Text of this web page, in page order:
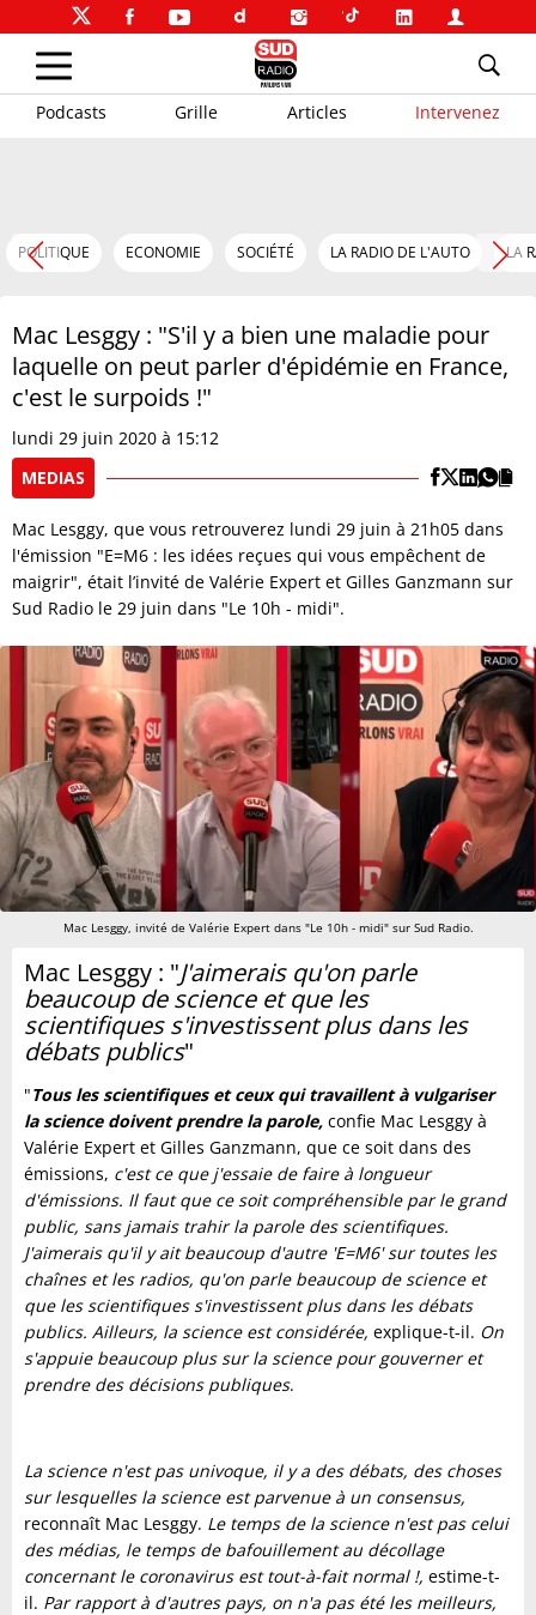
Podcasts Grille Articles Intervenez
POLITIQUE ECONOMIE SOCIÉTÉ LA RADIO DE L'AUTO LA
Mac Lesggy : "S'il y a bien une maladie pour
laquelle on peut parler d'épidémie en France,
c'est le surpoids !"
lundi 29 juin 2020 à 15:12
MEDIAS
Mac Lesggy, que vous retrouverez lundi 29 juin à 21h05 dans
l'émission "E=M6 : les idées reçues qui vous empêchent de
maigrir", était l’invité de Valérie Expert et Gilles Ganzmann sur
Sud Radio le 29 juin dans "Le 10h - midi".
Mac Lesggy, invité de Valérie Expert dans "Le 10h - midi" sur Sud Radio.
Mac Lesggy : "J'aimerais qu'on parle
beaucoup de science et que les
scientifiques s'investissent plus dans les
débats publics"
"Tous les scientifiques et ceux qui travaillent à vulgariser
la science doivent prendre la parole, confie Mac Lesggy à
Valérie Expert et Gilles Ganzmann, que ce soit dans des
émissions, c'est ce que j'essaie de faire à longueur
d'émissions. Il faut que ce soit compréhensible par le grand
public, sans jamais trahir la parole des scientifiques.
J'aimerais qu'il y ait beaucoup d'autre 'E=M6' sur toutes les
chaînes et les radios, qu'on parle beaucoup de science et
que les scientifiques s'investissent plus dans les débats
publics. Ailleurs, la science est considérée, explique-t-il. On
s'appuie beaucoup plus sur la science pour gouverner et
prendre des décisions publiques.
La science n'est pas univoque, il y a des débats, des choses
sur lesquelles la science est parvenue à un consensus,
reconnaît Mac Lesggy. Le temps de la science n'est pas celui
des médias, le temps de bafouillement au décollage
concernant le coronavirus est tout-à-fait normal !, estime-t-
il. Par rapport à d'autres pays, on n'a pas été les meilleurs,